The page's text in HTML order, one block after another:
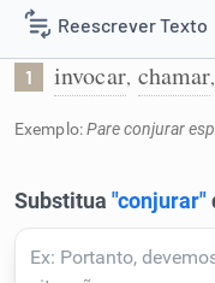
Reescrever Texto
Resumir Texto
Detector de IA
Invocar forças
1 invocar, chamar,
Exemplo:Pare conjurar